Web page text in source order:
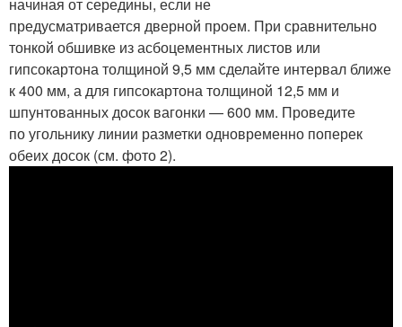
начиная от середины, если не
предусматривается дверной проем. При сравнительно
тонкой обшивке из асбоцементных листов или
гипсокартона толщиной 9,5 мм сделайте интервал ближе
к 400 мм, а для гипсокартона толщиной 12,5 мм и
шпунтованных досок вагонки — 600 мм. Проведите
по угольнику линии разметки одновременно поперек
обеих досок (см. фото 2).